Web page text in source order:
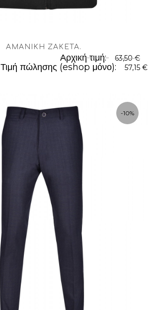
ΑΜΆΝΙΚΗ ΖΑΚΈΤΑ.
Αρχική τιμή: 63,50 €
Τιμή πώλησης (eshop μόνο): 57,15 €
-10%